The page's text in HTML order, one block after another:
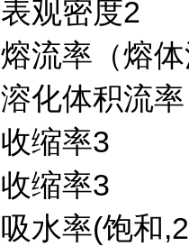
表观密度2
熔流率（熔
溶化体积流
收缩率3
收缩率3
吸水率(饱和